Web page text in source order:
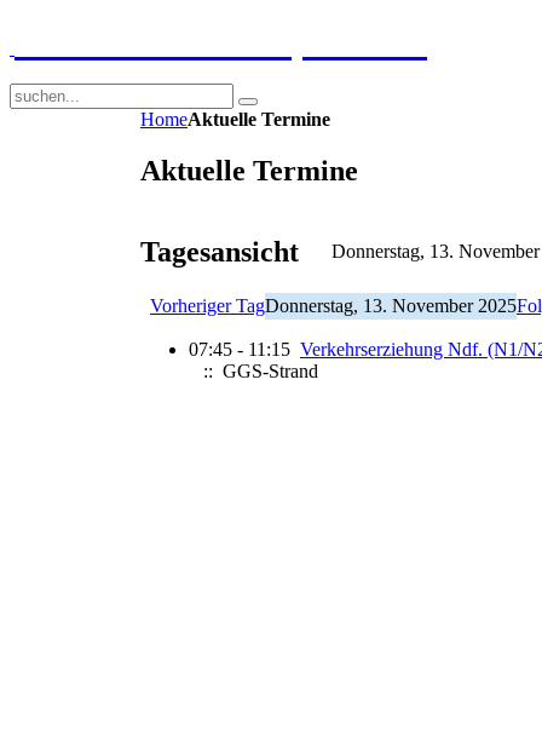
HomeAktuelle Termine
Aktuelle Termine
Tagesansicht Donnerstag, 13.
Vorheriger TagDonnerstag, 13. November 2025
07:45 - 11:15 Verkehrserziehung Ndf. (N1/
:: GGS-Strand